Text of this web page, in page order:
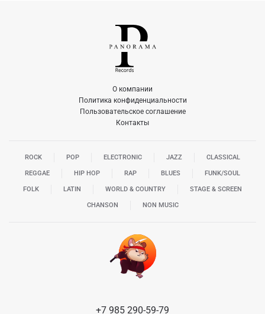
О компании
Политика конфиденциальности
Пользовательское соглашение
Контакты
ROCK POP ELECTRONIC JAZZ CLASSICAL
REGGAE HIP HOP RAP BLUES FUNK/SOUL
FOLK LATIN WORLD & COUNTRY STAGE & SCREEN
CHANSON NON MUSIC
+7 985 290-59-79